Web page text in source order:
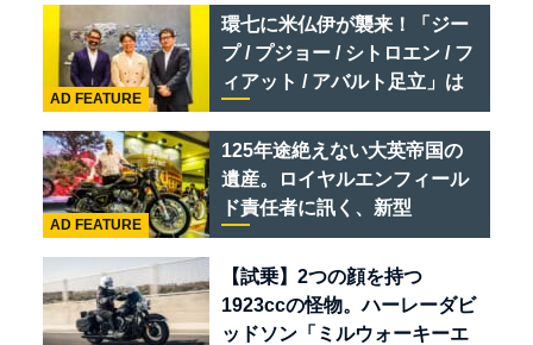
リオ /ベントレー スーパース
ポーツ
環七に米仏伊が襲来！「ジー
プ / プジョー / シトロエン / フ
ィアット / アバルト足立」は
クルマのセレクトショップで
ある
AD FEATURE
125年途絶えない大英帝国の
遺産。ロイヤルエンフィール
ド責任者に訊く、新型
「BULLET 650」と“時間の
質”を愛する理由
AD FEATURE
【試乗】2つの顔を持つ
1923ccの怪物。ハーレーダビ
ッドソン「ミルウォーキーエ